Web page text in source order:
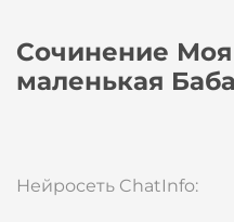
Сочинение
маленькая
Нейросеть ChatInfo: